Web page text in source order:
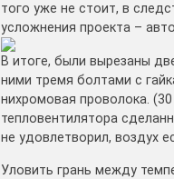
того уже не стоит, в
усложнения проекта –
В итоге, были вырезаны
ними тремя болтами с
нихромовая проволока.
тепловентилятора
не удовлетворил, воздух
Уловить грань между